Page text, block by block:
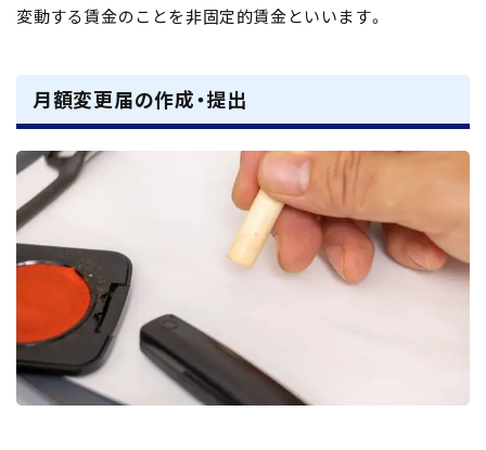
変動する賃金のことを非固定的賃金といいます。
月額変更届の作成・提出